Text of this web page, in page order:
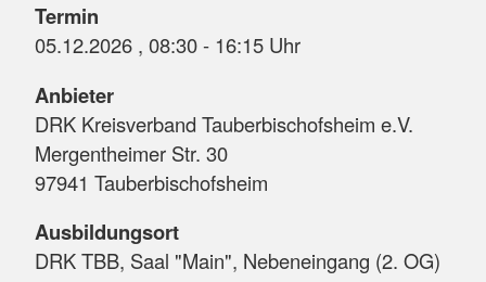
Termin
05.12.2026 , 08:30 - 16:15 Uhr
Anbieter
DRK Kreisverband Tauberbischofsheim e.V.
Mergentheimer Str. 30
97941 Tauberbischofsheim
Ausbildungsort
DRK TBB, Saal "Main", Nebeneingang (2. OG)